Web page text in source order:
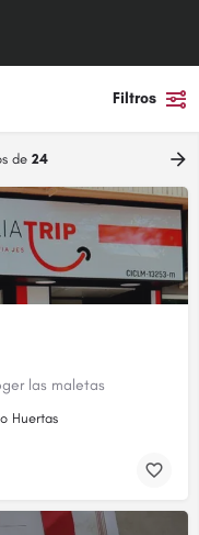
Filtros
de 24
las maletas
Huertas